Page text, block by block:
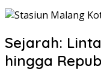
Sejarah:
hingga